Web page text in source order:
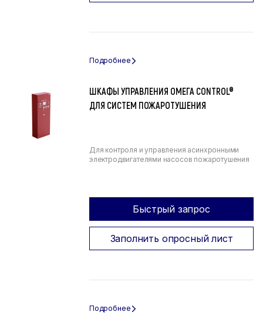
ШКАФЫ УПРАВЛЕНИЯ ОМЕГА CONTROL®
ДЛЯ СИСТЕМ ПОЖАРОТУШЕНИЯ
Для контроля и управления асинхронными
электродвигателями насосов пожаротушения
Быстрый запрос
Заполнить опросный лист